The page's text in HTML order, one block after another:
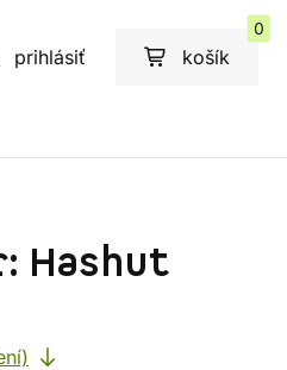
prihlásiť košík
0
Hashut